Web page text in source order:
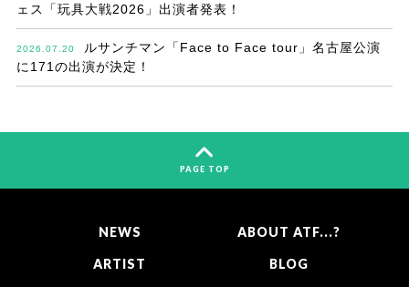
ェス「玩具大戦2026」出演者発表！
2026.07.20
ルサンチマン「Face to Face tour」名古屋公演
に171の出演が決定！
PAGE TOP
NEWS
ARTIST
ABOUT ATF...?
BLOG